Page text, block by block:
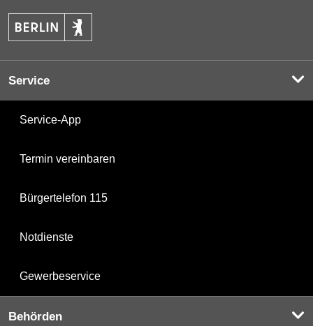
Service
Service-App
Termin vereinbaren
Bürgertelefon 115
Notdienste
Gewerbeservice
Behörden